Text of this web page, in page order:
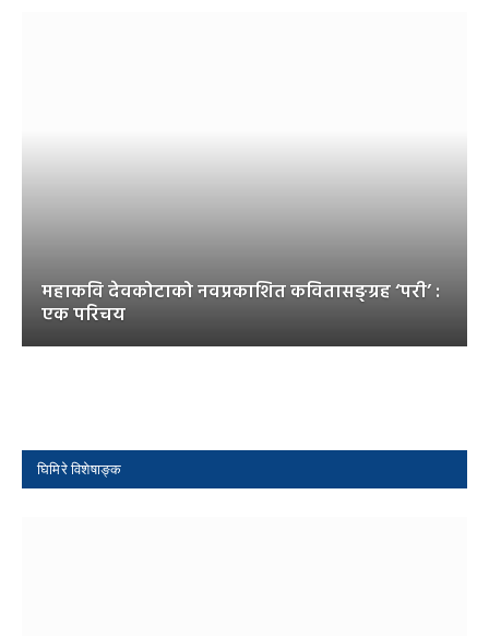
महाकवि देवकोटाको नवप्रकाशित कवितासङ्ग्रह ‘परी’ :
एक परिचय
घिमिरे विशेषाङ्क